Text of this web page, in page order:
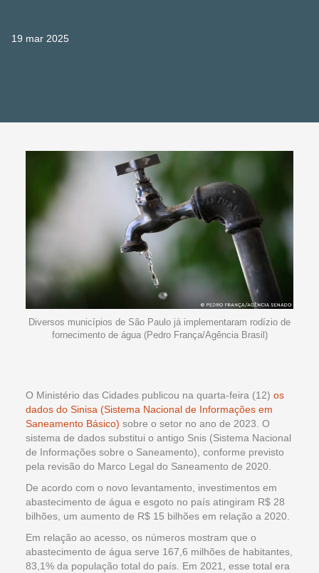
19 mar 2025
Diversos municípios de São Paulo já implementaram rodízio de
fornecimento de água (Pedro França/Agência Brasil)
O Ministério das Cidades publicou na quarta-feira (12) os
dados do Sinisa (Sistema Nacional de Informações em
Saneamento Básico) sobre o setor no ano de 2023. O
sistema de dados substitui o antigo Snis (Sistema Nacional
de Informações sobre o Saneamento), conforme previsto
pela revisão do Marco Legal do Saneamento de 2020.
De acordo com o novo levantamento, investimentos em
abastecimento de água e esgoto no país atingiram R$ 28
bilhões, um aumento de R$ 15 bilhões em relação a 2020.
Em relação ao acesso, os números mostram que o
abastecimento de água serve 167,6 milhões de habitantes,
83,1% da população total do país. Em 2021, esse total era